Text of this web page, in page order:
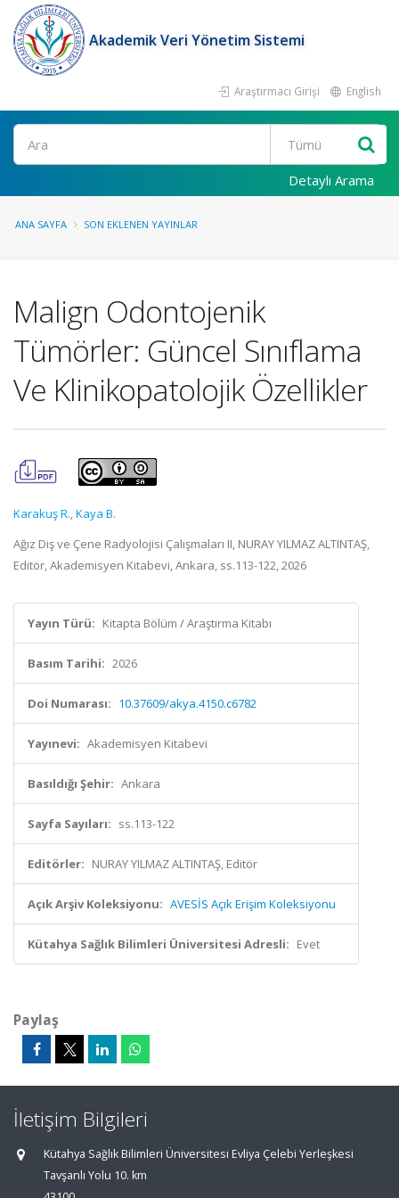
Akademik Veri Yönetim Sistemi
Araştırmacı Girişi English
Ara
Detaylı Arama
ANA SAYFA SON EKLENEN YAYINLAR
Malign Odontojenik
Tümörler: Güncel Sınıflama
Ve Klinikopatolojik Özellikler
Karakuş R.,Kaya B.
Ağız Diş ve Çene Radyolojisi Çalışmaları II, NURAY YILMAZ ALTINTAŞ,
Editör, Akademisyen Kitabevi, Ankara, ss.113-122, 2026
Yayın Türü: Kitapta Bölüm / Araştırma Kitabı
Basım Tarihi: 2026
Doi Numarası: 10.37609/akya.4150.c6782
Yayınevi: Akademisyen Kitabevi
Basıldığı Şehir: Ankara
Sayfa Sayıları: ss.113-122
Editörler: NURAY YILMAZ ALTINTAŞ, Editör
Açık Arşiv Koleksiyonu: AVESİS Açık Erişim Koleksiyonu
Kütahya Sağlık Bilimleri Üniversitesi Adresli: Evet
Paylaş
İletişim Bilgileri
Kütahya Sağlık Bilimleri Üniversitesi Evliya Çelebi Yerleşkesi
Tavşanlı Yolu 10. km